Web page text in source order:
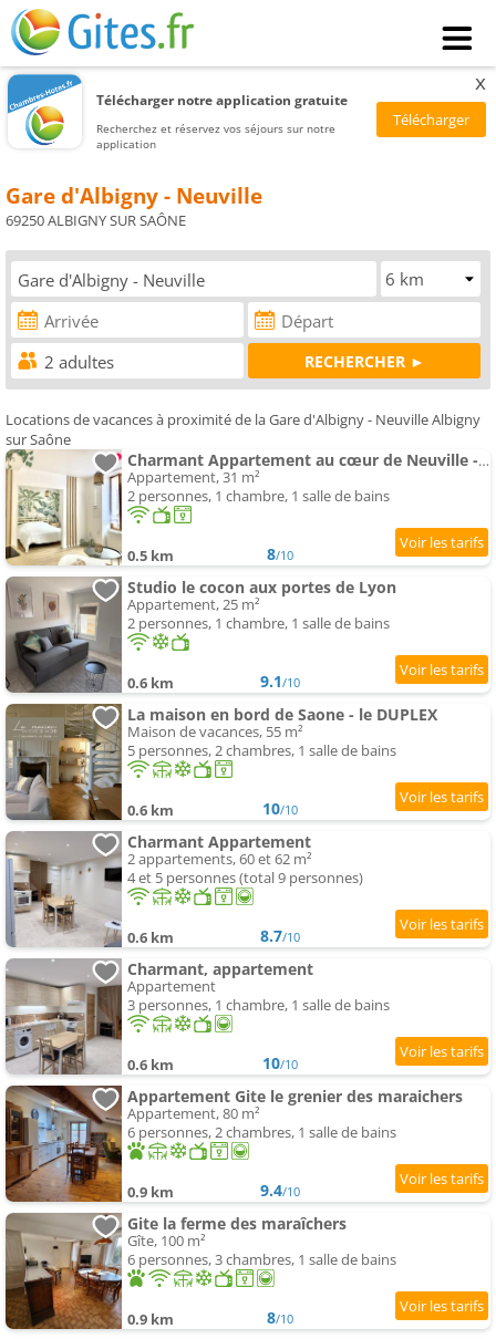
Télécharger notre application gratuite
Recherchez et réservez vos séjours sur notre
application
x
Gare d'Albigny - Neuville
69250 ALBIGNY SUR SAÔNE
Locations de vacances à proximité de la Gare d'Albigny - Neuville Albigny
sur Saône
Charmant Appartement au cœur de Neuville - Lyon à 20mn
Appartement, 31 m²
2 personnes, 1 chambre, 1 salle de bains
0.5 km 8/10
Studio le cocon aux portes de Lyon
Appartement, 25 m²
2 personnes, 1 chambre, 1 salle de bains
0.6 km 9.1/10
La maison en bord de Saone - le DUPLEX
Maison de vacances, 55 m²
5 personnes, 2 chambres, 1 salle de bains
0.6 km 10/10
Charmant Appartement
2 appartements, 60 et 62 m²
4 et 5 personnes (total 9 personnes)
0.6 km 8.7/10
Charmant, appartement
Appartement
3 personnes, 1 chambre, 1 salle de bains
0.6 km 10/10
Appartement Gite le grenier des maraichers
Appartement, 80 m²
6 personnes, 2 chambres, 1 salle de bains
0.9 km 9.4/10
Gite la ferme des maraîchers
Gîte, 100 m²
6 personnes, 3 chambres, 1 salle de bains
0.9 km 8/10